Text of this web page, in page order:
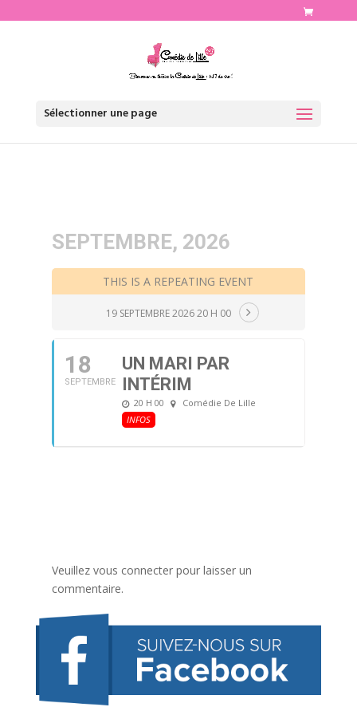
Sélectionner une page
SEPTEMBRE, 2026
THIS IS A REPEATING EVENT
19 SEPTEMBRE 2026 20 H 00
18
SEPTEMBRE
UN MARI PAR
INTÉRIM
20 H 00
Comédie De Lille
INFOS
Veuillez vous connecter pour laisser un
commentaire.